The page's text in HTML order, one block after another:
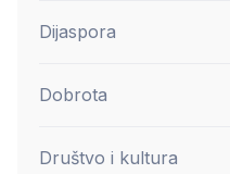
Dijaspora
Dobrota
Društvo i kultura